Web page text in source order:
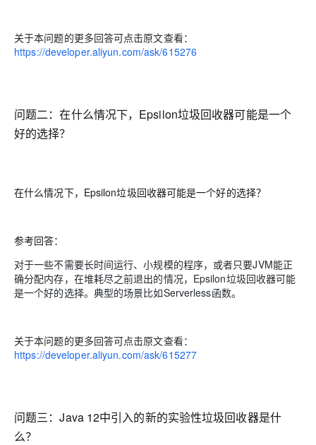
关于本问题的更多回答可点击原文查看：
https://developer.aliyun.com/ask/615276
问题二：在什么情况下，Epsilon垃圾回收器可能是一个
好的选择？
在什么情况下，Epsilon垃圾回收器可能是一个好的选择？
参考回答：
对于一些不需要长时间运行、小规模的程序，或者只要JVM能正
确分配内存，在堆耗尽之前退出的情况，Epsilon垃圾回收器可能
是一个好的选择。典型的场景比如Serverless函数。
关于本问题的更多回答可点击原文查看：
https://developer.aliyun.com/ask/615277
问题三：Java 12中引入的新的实验性垃圾回收器是什
么？